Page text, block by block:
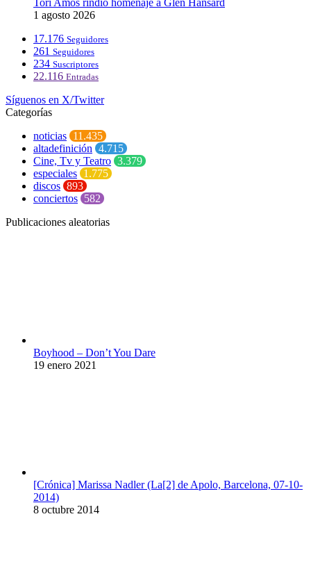
1 agosto 2026
17.176 Seguidores
261 Seguidores
234 Suscriptores
22.116 Entradas
Síguenos en X/Twitter
Categorías
noticias 11.435
altadefinición 4.715
Cine, Tv y Teatro 3.379
especiales 1.775
discos 893
conciertos 582
Publicaciones aleatorias
Boyhood – Don’t You Dare
19 enero 2021
[Crónica] Marissa Nadler (La[2] de Apolo, Barcelona, 07-10-
2014)
8 octubre 2014